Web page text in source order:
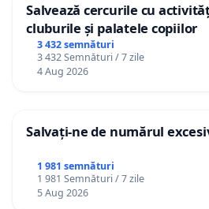
Salvează cercurile cu
cluburile și palatele copiilor
3 432 semnături
3 432 Semnături / 7 zile
4 Aug 2026
Salvați-ne de numărul
1 981 semnături
1 981 Semnături / 7 zile
5 Aug 2026